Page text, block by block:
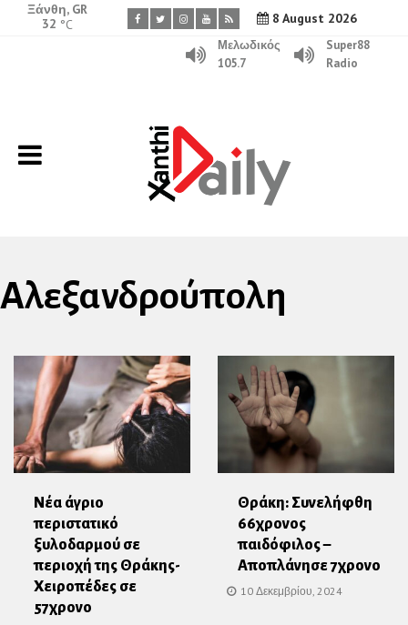
8 August 2026
Ξάνθη, GR
32 °C
Μελωδικός
105.7
Super88
Radio
Αλεξανδρούπολη
Νέα άγριο
περιστατικό
ξυλοδαρμού σε
περιοχή της Θράκης-
Χειροπέδες σε
57χρονο
Θράκη: Συνελήφθη
66χρονος
παιδόφιλος –
Αποπλάνησε 7χρονο
10 Δεκεμβρίου, 2024